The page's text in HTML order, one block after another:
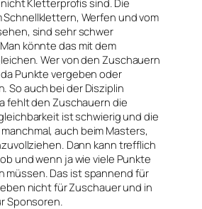
Werfen und vom
sind sehr schwer
könnte das mit dem
Wer von den Zuschauern
Punkte vergeben oder
So auch bei der Disziplin
fehlt den Zuschauern die
ist schwierig und die
auch beim Masters,
Dann kann trefflich
und wenn ja wie viele Punkte
müssen. Das ist spannend für
nicht für Zuschauer und in
Sponsoren.